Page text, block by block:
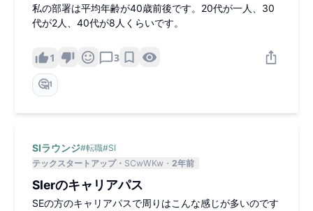
私の部署は平均年齢が40歳前後です。20代が一人、30
代が2人、40代が8人くらいです。
1 3
🤔1
SIラウンジ#転職#SI
テックスタートアップ
SCwWKw 2年前
SIerのキャリアパス
SEの方のキャリアパスで周りはこんな感じが多いのです